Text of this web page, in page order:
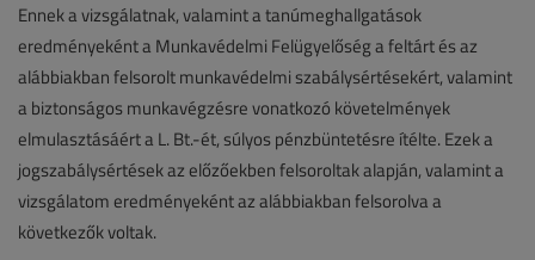
Ennek a vizsgálatnak, valamint a tanúmeghallgatások
eredményeként a Munkavédelmi Felügyelőség a feltárt és az
alábbiakban felsorolt munkavédelmi szabálysértésekért, valamint
a biztonságos munkavégzésre vonatkozó követelmények
elmulasztásáért a L. Bt.-ét, súlyos pénzbüntetésre ítélte. Ezek a
jogszabálysértések az előzőekben felsoroltak alapján, valamint a
vizsgálatom eredményeként az alábbiakban felsorolva a
következők voltak.